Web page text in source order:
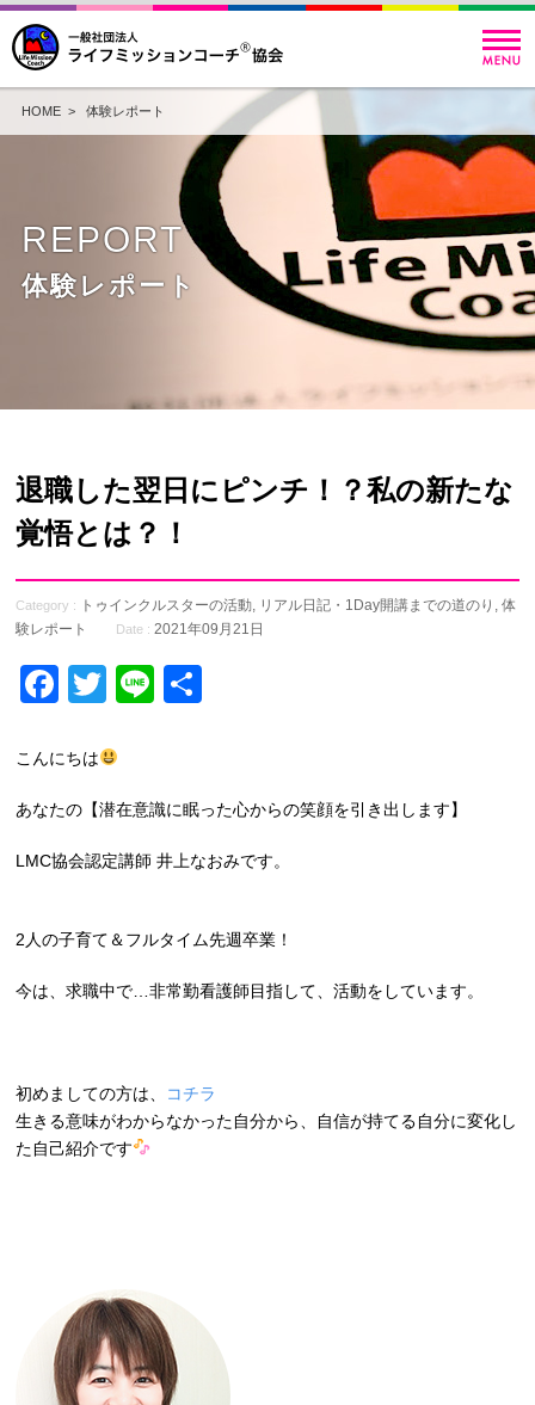
HOME> 体験レポート
REPORT
体験レポート
退職した翌日にピンチ！？私の新たな
覚悟とは？！
Category : トゥインクルスターの活動, リアル日記・1Day開講までの道のり ,体
験レポート
Date : 2021年09月21日
Facebook
Twitter
Line
こんにちは
あなたの【潜在意識に眠った心からの笑顔を引き出します】
LMC協会認定講師 井上なおみです。
2人の子育て＆フルタイム先週卒業！
今は、求職中で…非常勤看護師目指して、活動をしています。
初めましての方は、 コチラ
生きる意味がわからなかった自分から、自信が持てる自分に変化し
た自己紹介です